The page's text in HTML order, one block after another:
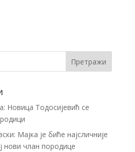
Новица Тодосијевић се
Мајка је биће најсличније
нови члан породице